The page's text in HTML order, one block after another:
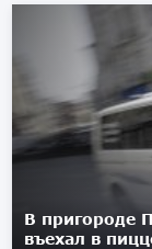
В пригороде
въехал в